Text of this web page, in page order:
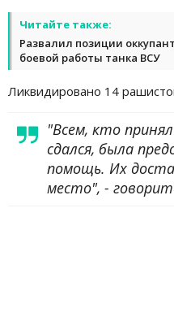
Читайте также:
Развалил позиции
боевой работы танка ВСУ
Ликвидировано 14
"Всем, кто
сдался, была
помощь. Их
место", -